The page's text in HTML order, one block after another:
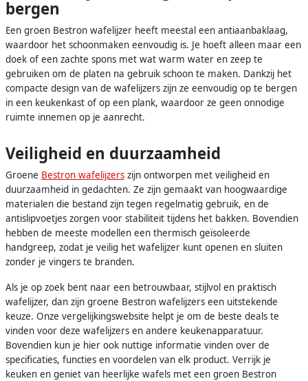
bergen
Een groen Bestron wafelijzer heeft meestal een antiaanbaklaag,
waardoor het schoonmaken eenvoudig is. Je hoeft alleen maar een
doek of een zachte spons met wat warm water en zeep te
gebruiken om de platen na gebruik schoon te maken. Dankzij het
compacte design van de wafelijzers zijn ze eenvoudig op te bergen
in een keukenkast of op een plank, waardoor ze geen onnodige
ruimte innemen op je aanrecht.
Veiligheid en duurzaamheid
Groene Bestron wafelijzers zijn ontworpen met veiligheid en
duurzaamheid in gedachten. Ze zijn gemaakt van hoogwaardige
materialen die bestand zijn tegen regelmatig gebruik, en de
antislipvoetjes zorgen voor stabiliteit tijdens het bakken. Bovendien
hebben de meeste modellen een thermisch geïsoleerde
handgreep, zodat je veilig het wafelijzer kunt openen en sluiten
zonder je vingers te branden.
Als je op zoek bent naar een betrouwbaar, stijlvol en praktisch
wafelijzer, dan zijn groene Bestron wafelijzers een uitstekende
keuze. Onze vergelijkingswebsite helpt je om de beste deals te
vinden voor deze wafelijzers en andere keukenapparatuur.
Bovendien kun je hier ook nuttige informatie vinden over de
specificaties, functies en voordelen van elk product. Verrijk je
keuken en geniet van heerlijke wafels met een groen Bestron